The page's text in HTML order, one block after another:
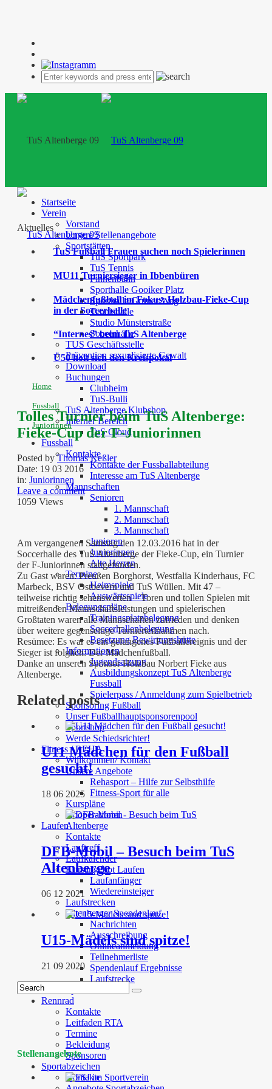
Startseite
Verein
Vorstand
Unsere Stellenangebote
Sportstätten
TuS Sportpark
TuS Tennis
Finnenbahn
Sporthalle Gooiker Platz
Sporthalle Grüner Weg
Tennishalle
Studio Münsterstraße
Soccerhalle
TUS Geschäftsstelle
Prävention sexualisierte Gewalt
Download
Buchungen
Clubheim
TuS-Bulli
TuS Altenberge Klubshop
Interner Bereich
TuS Cloud
Fussball
Kontakte
Kontakte der Fussballabteilung
Interesse am TuS Altenberge
Mannschaften
Senioren
1. Mannschaft
2. Mannschaft
3. Mannschaft
Junioren
Juniorinnen
Alte Herren
Termine
Heimspiele
Auswärtsspiele
Belegungspläne
Trainingsplatzbelegung
Soccerhallenbelegung
Besetzung Bewirtungshütte
Informationen
Jugendsatzung
Ausbildungskonzept TuS Altenberge
Fussball
Spielerpass / Anmeldung zum Spielbetrieb
Sponsoring Fußball
Unser Fußballhauptsponsorenpool
Sportshop
Werde Schiedsrichter!
Fitness / REHA
Willkommen/ Kontakt
Unsere Angebote
Rehasport – Hilfe zur Selbsthilfe
Fitness-Sport für alle
Kurspläne
Kooperationen
Laufen
Kontakte
Lauftreff
Laufkalender
Kursangebot Laufen
Laufanfänger
Wiedereinsteiger
Laufstrecken
Altenberger Spendenlauf
Nachrichten
Ausschreibung
Onlineanmeldung
Teilnehmerliste
Spendenlauf Ergebnisse
Laufstrecke
Rennrad
Kontakte
Leitfaden RTA
Termine
Bekleidung
Sponsoren
Sportabzeichen
Kontakte
Aktuelles
TuS Fußball Frauen suchen noch Spielerinnen
MU11 Turniersieger in Ibbenbüren
Mädchenfußball im Fokus: Holzbau-Fieke-Cup
in der Soccerhalle
“Internes” beim TuS Altenberge
Ü50 holt sich den Kreispokal
Home
Fussball
Juniorinnen
Tolles Turnier beim TuS Altenberge:
Fieke-Cup der F-Juniorinnen
Posted byThomas Keßler
Date: 19 03 2016
in: Juniorinnen
Leave a comment
1059 Views
Am vergangenen Samstag den 12.03.2016 hat in der
Soccerhalle des TuS Altenberge der Fieke-Cup, ein Turnier
der F-Juniorinnen stattgefunden.
Zu Gast waren: Preußen Borghorst, Westfalia Kinderhaus, FC
Marbeck, BSV Ostbevern und TuS Wüllen. Mit 47 –
teilweise richtig sehenswerten – Toren und tollen Spielen mit
mitreißenden Mannschaftsleistungen und spielerischen
Großtaten waren alle Mannschaften zufrieden und denken
über weitere gegenseitige Turnierteilnahmen nach.
Resümee: Es war es ein gelungenes Fußballereignis und der
Sieger ist folglich: Der Mädchenfußball.
Danke an unseren Sponsor Holzbau Norbert Fieke aus
Altenberge.
Related posts
U11 Mädchen für den Fußball
gesucht!
18 06 2025
DFB-Mobil – Besuch beim TuS
Altenberge
06 12 2021
U15-Mädels sind spitze!
21 09 2020
Stellenangebote